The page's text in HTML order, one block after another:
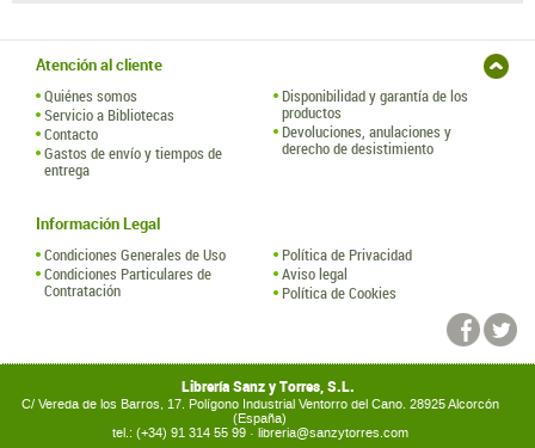
Atención al cliente
Quiénes somos
Servicio a Bibliotecas
Contacto
Gastos de envío y tiempos de
entrega
Disponibilidad y garantía de los
productos
Devoluciones, anulaciones y
derecho de desistimiento
Información Legal
Condiciones Generales de Uso
Condiciones Particulares de
Contratación
Política de Privacidad
Aviso legal
Política de Cookies
Librería Sanz y Torres, S.L.
C/ Vereda de los Barros, 17. Polígono Industrial Ventorro del Cano. 28925 Alcorcón
(España)
tel.: (+34) 91 314 55 99 · libreria@sanzytorres.com